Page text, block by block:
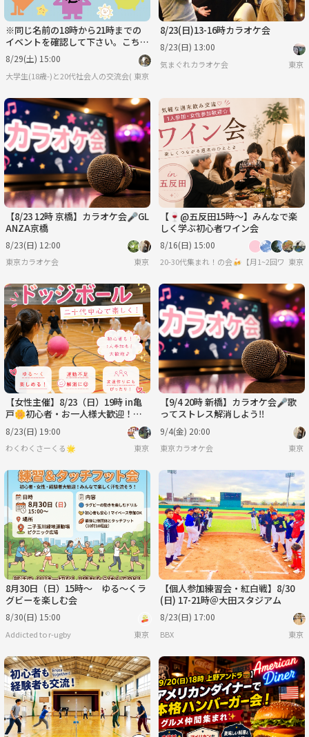
※同じ名前の18時から21時までの
イベントを確認して下さい。こちら
は近いうちに消します。大学生と大
卒20代社会人の交流会
8/29(土) 15:00
大学生(18歳-)と20代社会人の交流会(気軽な交流会)
東京
8/23(日)13-16時カラオケ会
8/23(日) 13:00
気まぐれカラオケ会 東京
【8/23 12時 京橋】カラオケ会🎤GL
ANZA京橋
8/23(日) 12:00
東京カラオケ会 東京
【🍷@五反田15時〜】みんなで楽
しく学ぶ初心者ワイン会
8/16(日) 15:00
20-30代集まれ！の会🍻【月1~2回ワイン
東京
【女性主催】8/23（日）19時 in亀
戸🌼初心者・お一人様大歓迎！ゆ
るっとドッジボール
8/23(日) 19:00
わくわくさーくる🌟 東京
【9/4 20時 新橋】カラオケ会🎤歌
ってストレス解消しよう‼️
9/4(金) 20:00
東京カラオケ会 東京
8月30日（日）15時～ ゆる～くラ
グビーを楽しむ会
8/30(日) 15:00
Addicted to r-ugby 東京
【個人参加練習会・紅白戦】8/30
(日) 17-21時＠大田スタジアム
8/23(日) 17:00
BBX 東京